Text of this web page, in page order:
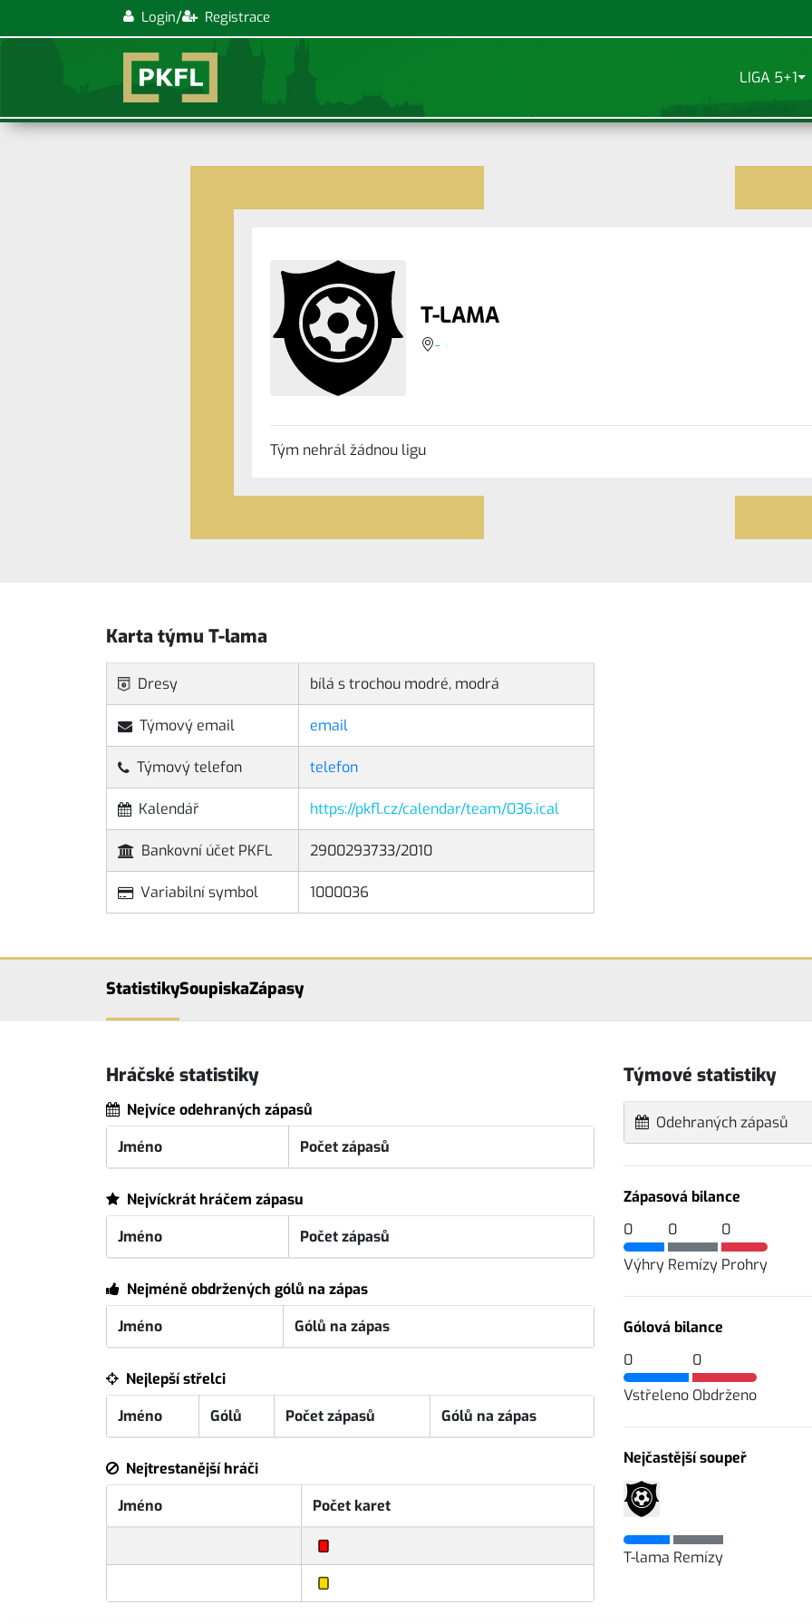
Login/ Registrace
LIGA 5+1
T-LAMA
-
Tým nehrál žádnou ligu
Karta týmu T-lama
Dresy bílá s trochou modré, modrá
Týmový email email
Týmový telefon telefon
Kalendář https://pkfl.cz/calendar/team/036.ical
Bankovní účet PKFL 2900293733/2010
Variabilní symbol 1000036
StatistikySoupiskaZápasy
Hráčské statistiky
Nejvíce odehraných zápasů
Jméno
Počet zápasů
Nejvíckrát hráčem zápasu
Jméno
Počet zápasů
Nejméně obdržených gólů na zápas
Jméno
Gólů na zápas
Nejlepší střelci
Jméno
Gólů Počet zápasů Gólů na zápas
Nejtrestanější hráči
Jméno
Počet karet
Týmové statistiky
Odehraných zápasů
Zápasová bilance
0
Výhry
0
Remízy
0
Prohry
Gólová bilance
0
Vstřeleno
0
Obdrženo
Nejčastější soupeř
T-lama Remízy